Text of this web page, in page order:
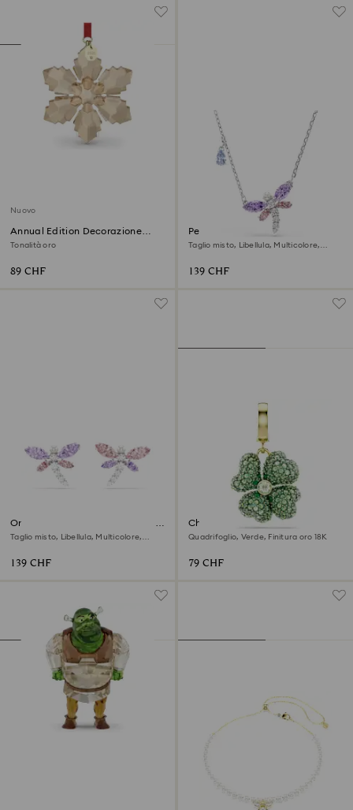
Nuovo
Annual Edition Decorazione
Festive 2026
Tonalità oro
89 CHF
Pendente Ariana Grande x
Swarovski
Taglio misto, Libellula, Multicolore,
139 CHF
Orecchini a lobo Ariana Grande
x Swarovski
Taglio misto, Libellula, Multicolore,
139 CHF
Charm Idyllia
Quadrifoglio, Verde, Finitura oro 18K
79 CHF